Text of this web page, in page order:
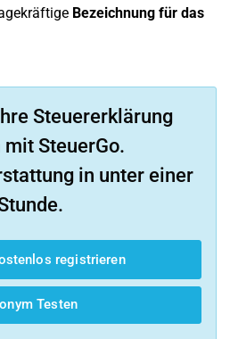
Bezeichnung für das
Steuererklärung
SteuerGo.
in unter einer
registrieren
Testen